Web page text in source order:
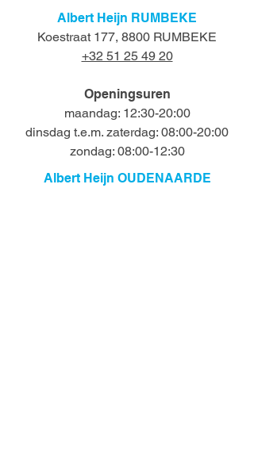
Albert Heijn RUMBEKE
Koestraat 177, 8800 RUMBEKE
+32 51 25 49 20
Openingsuren
maandag: 12:30-20:00
dinsdag t.e.m. zaterdag: 08:00-20:00
zondag: 08:00-12:30
Albert Heijn OUDENAARDE